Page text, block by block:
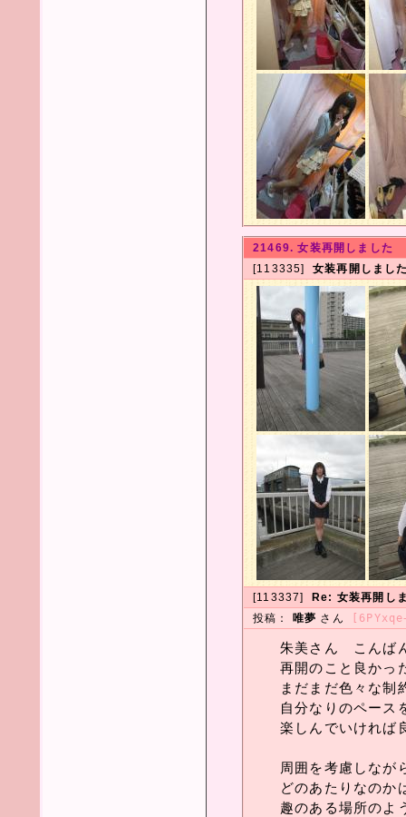
21469. 女装再開しました
[113335] 女装再開しまし
[113337]
Re: 女装再開し
投稿： 唯夢 さん
朱美さん こんば
再開のこと良かっ
まだまだ色々な制
自分なりのペース
楽しんでいければ
周囲を考慮しなが
どのあたりなのか
趣のある場所のよ